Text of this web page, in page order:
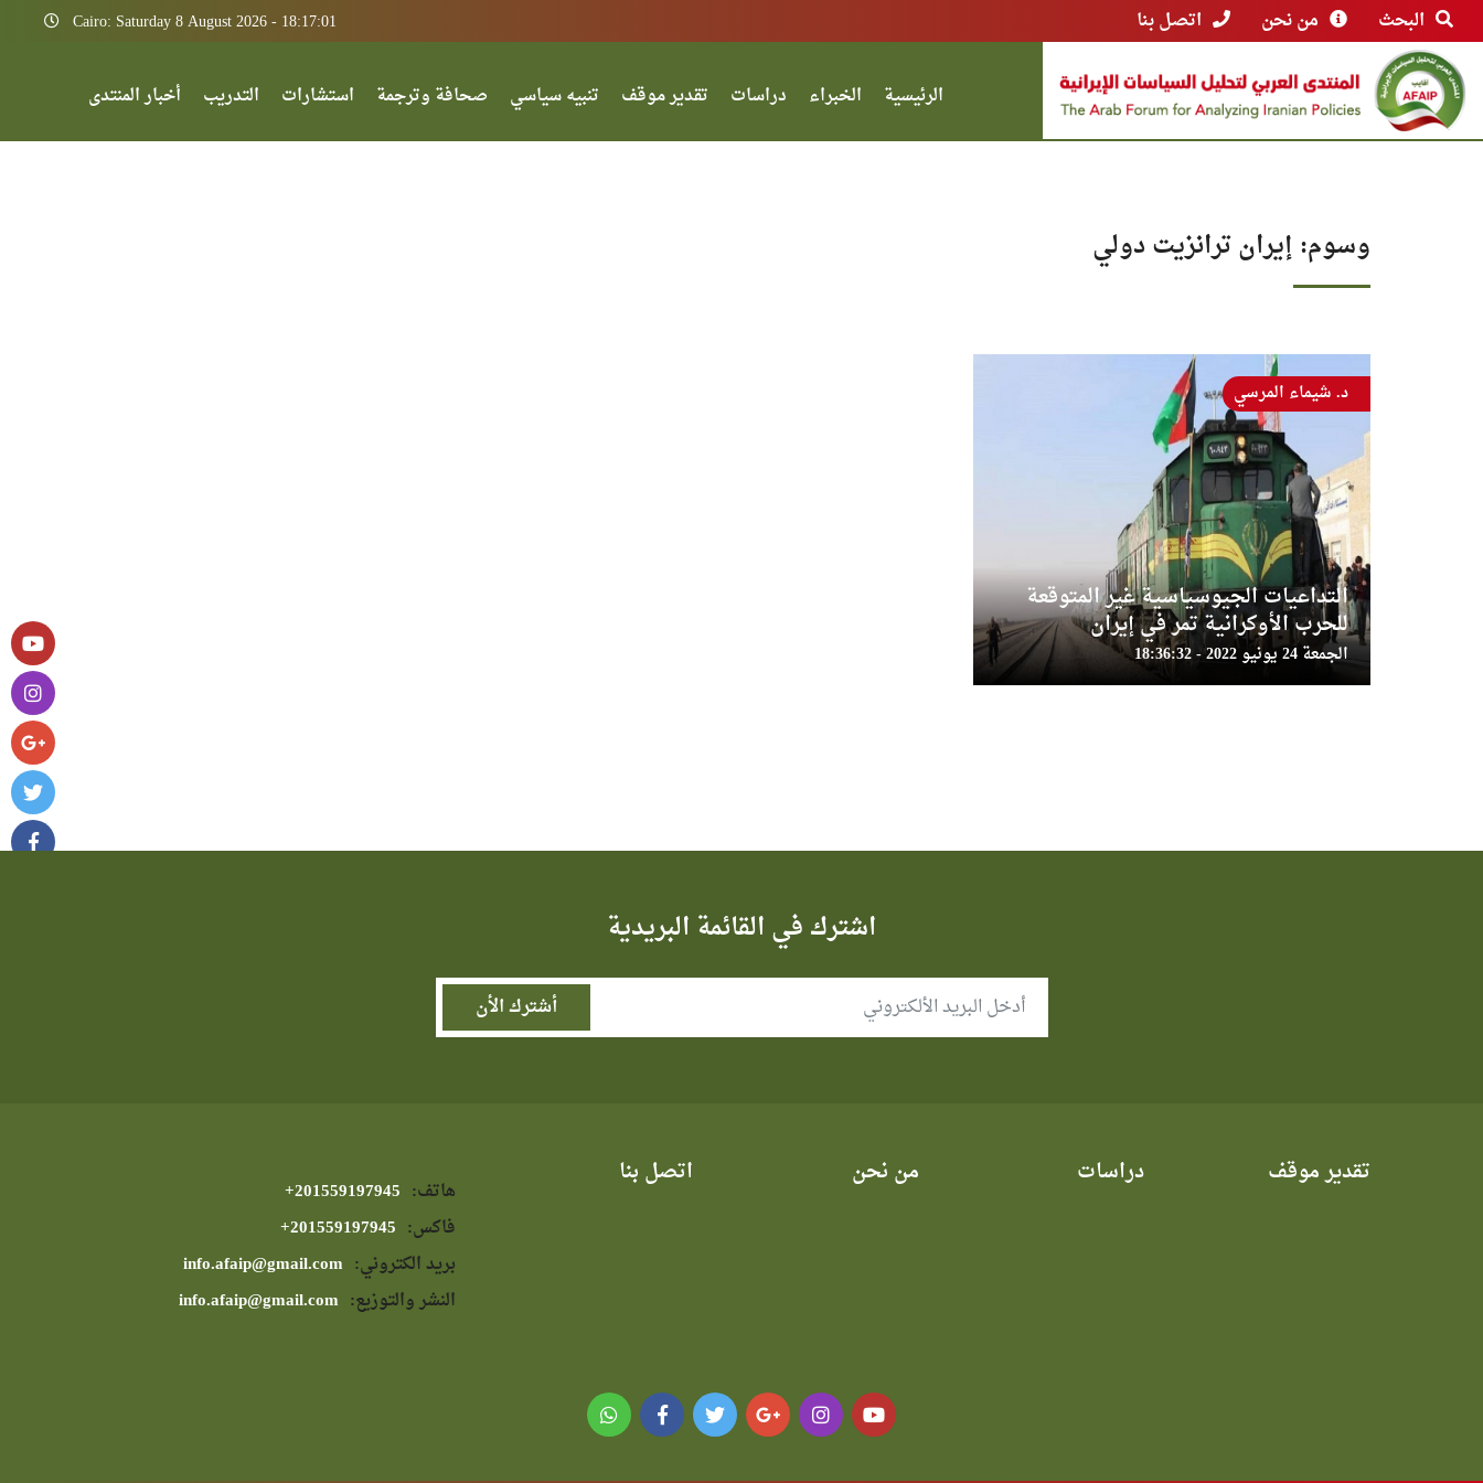
البحث من نحن اتصل بنا Cairo: Saturday 8 August 2026 - 18:17:01
الرئيسية الخبراء دراسات تقدير موقف تنبيه سياسي صحافة وترجمة استشارات التدريب أخبار المنتدى
وسوم: إيران ترانزيت دولي
التداعيات الجيوسياسية غير المتوقعة
للحرب الأوكرانية تمر في إيران
الجمعة 24 يونيو 2022 - 18:36:32
د. شيماء المرسي
اشترك في القائمة البريدية
تقدير موقف دراسات من نحن اتصل بنا
هاتف:
فاكس:
بريد الكتروني:
النشر والتوزيع: